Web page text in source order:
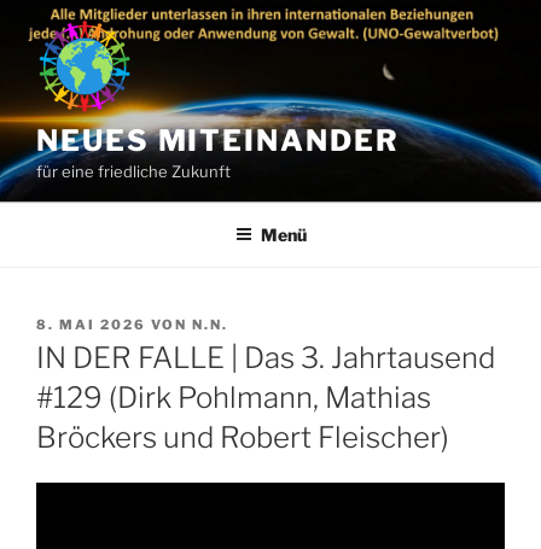
Inhalt
springen
NEUES MITEINANDER
für eine friedliche Zukunft
Menü
VERÖFFENTLICHT
AM
8. MAI 2026 VON N.N.
IN DER FALLE | Das 3. Jahrtausend
#129 (Dirk Pohlmann, Mathias
Bröckers und Robert Fleischer)